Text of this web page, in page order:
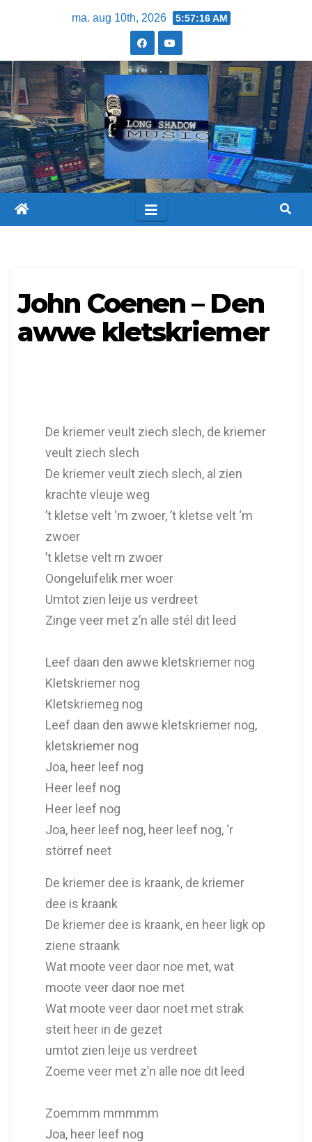
ma. aug 10th, 2026 5:57:16 AM
John Coenen – Den
awwe kletskriemer
De kriemer veult ziech slech, de kriemer
veult ziech slech
De kriemer veult ziech slech, al zien
krachte vleuje weg
’t kletse velt ‘m zwoer, ’t kletse velt ‘m
zwoer
’t kletse velt m zwoer
Oongeluifelik mer woer
Umtot zien leije us verdreet
Zinge veer met z’n alle stél dit leed
Leef daan den awwe kletskriemer nog
Kletskriemer nog
Kletskriemeg nog
Leef daan den awwe kletskriemer nog,
kletskriemer nog
Joa, heer leef nog
Heer leef nog
Heer leef nog
Joa, heer leef nog, heer leef nog, ‘r
störref neet
De kriemer dee is kraank, de kriemer
dee is kraank
De kriemer dee is kraank, en heer ligk op
ziene straank
Wat moote veer daor noe met, wat
moote veer daor noe met
Wat moote veer daor noet met strak
steit heer in de gezet
umtot zien leije us verdreet
Zoeme veer met z’n alle noe dit leed
Zoemmm mmmmm
Joa, heer leef nog